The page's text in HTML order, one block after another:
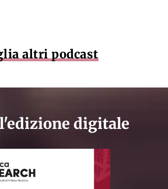
altri podcast
digitale